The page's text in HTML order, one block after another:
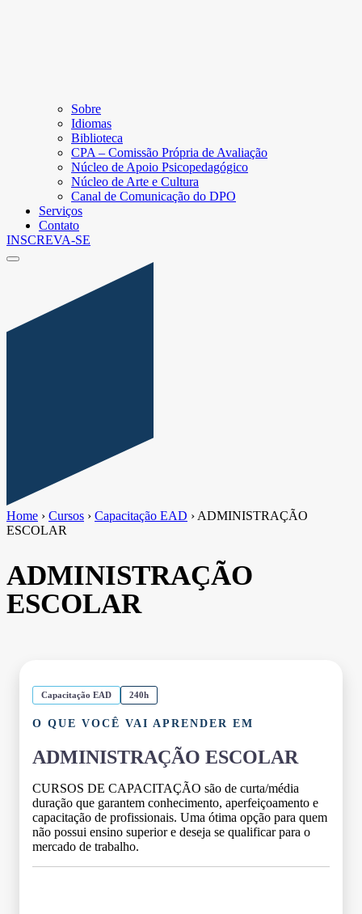
Sobre
Idiomas
Biblioteca
CPA – Comissão Própria de Avaliação
Núcleo de Apoio Psicopedagógico
Núcleo de Arte e Cultura
Canal de Comunicação do DPO
Serviços
Contato
INSCREVA-SE
Home › Cursos › Capacitação EAD › ADMINISTRAÇÃO
ESCOLAR
ADMINISTRAÇÃO
ESCOLAR
Capacitação EAD 240h
O QUE VOCÊ VAI APRENDER EM
ADMINISTRAÇÃO ESCOLAR
CURSOS DE CAPACITAÇÃO são de curta/média
duração que garantem conhecimento, aperfeiçoamento e
capacitação de profissionais. Uma ótima opção para quem
não possui ensino superior e deseja se qualificar para o
mercado de trabalho.